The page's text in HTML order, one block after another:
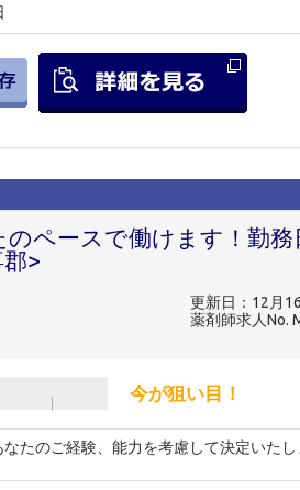
ペースで働けます！勤務
>
更新日：12月
薬剤師求人No.
今が狙い目！
たのご経験、能力を考慮して決定いた